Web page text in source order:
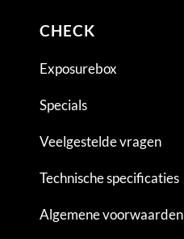
CHECK
Exposurebox
Specials
Veelgestelde vragen
Technische specificaties
Algemene voorwaarden